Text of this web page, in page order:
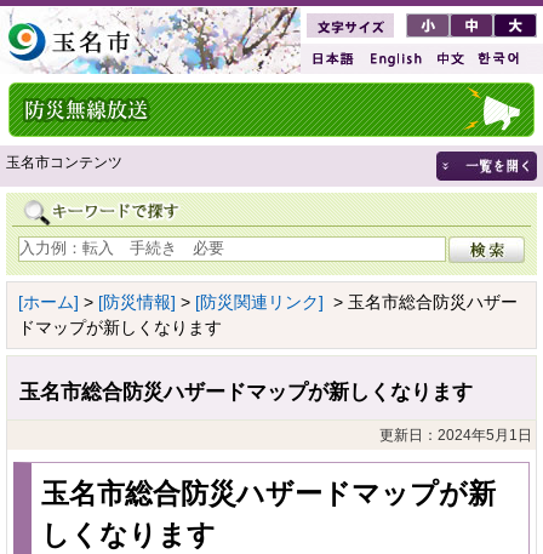
玉名市コンテンツ
[ホーム] > [防災情報] > [防災関連リンク] > 玉名市総合防災ハザー
ドマップが新しくなります
玉名市総合防災ハザードマップが新しくなります
更新日：2024年5月1日
玉名市総合防災ハザードマップが新
しくなります